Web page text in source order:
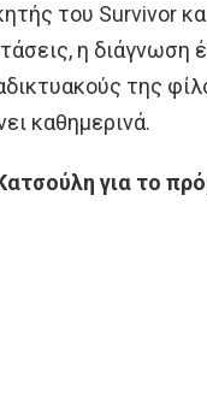
του Survivor
η διάγνωση
της
καθημερινά.
για το